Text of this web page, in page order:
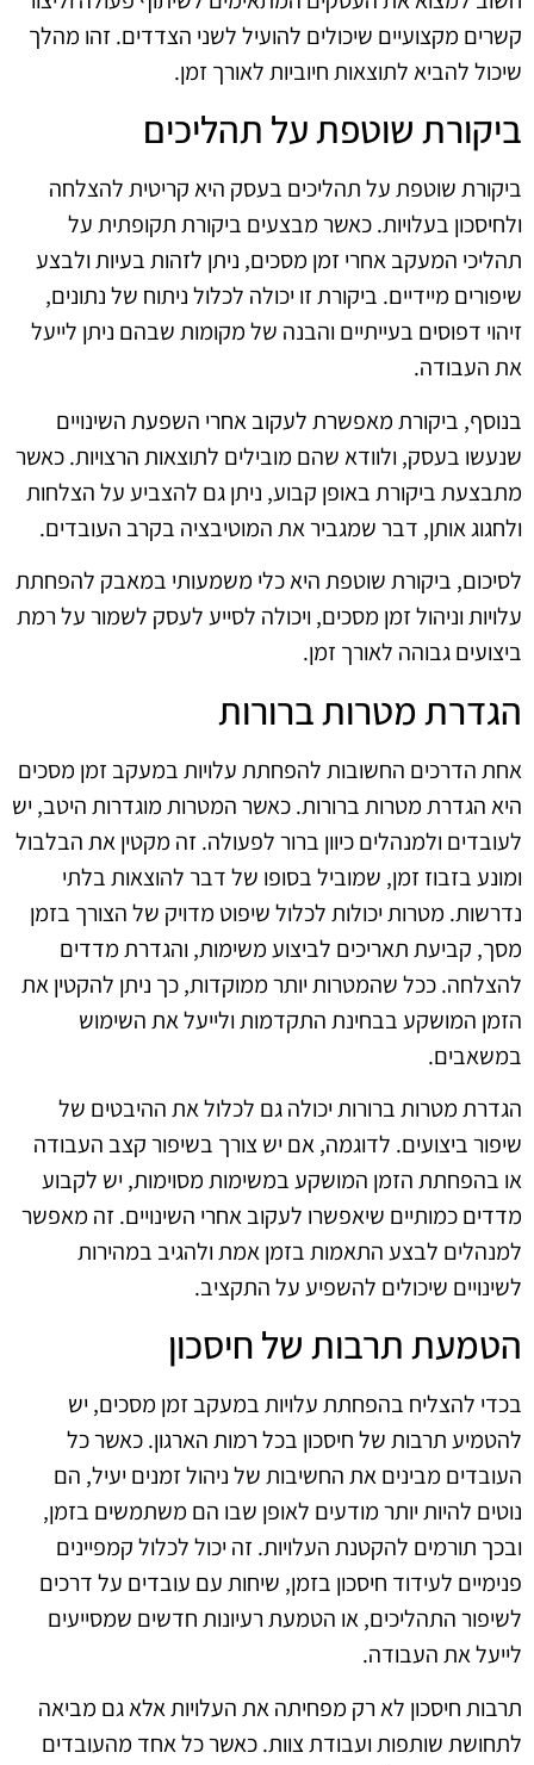
קשרים מקצועיים שיכולים להועיל לשני הצדדים. זהו מהלך
שיכול להביא לתוצאות חיוביות לאורך זמן.
ביקורת שוטפת על תהליכים
ביקורת שוטפת על תהליכים בעסק היא קריטית להצלחה
ולחיסכון בעלויות. כאשר מבצעים ביקורת תקופתית על
תהליכי המעקב אחרי זמן מסכים, ניתן לזהות בעיות ולבצע
שיפורים מיידיים. ביקורת זו יכולה לכלול ניתוח של נתונים,
זיהוי דפוסים בעייתיים והבנה של מקומות שבהם ניתן לייעל
את העבודה.
בנוסף, ביקורת מאפשרת לעקוב אחרי השפעת השינויים
שנעשו בעסק, ולוודא שהם מובילים לתוצאות הרצויות. כאשר
מתבצעת ביקורת באופן קבוע, ניתן גם להצביע על הצלחות
ולחגוג אותן, דבר שמגביר את המוטיבציה בקרב העובדים.
לסיכום, ביקורת שוטפת היא כלי משמעותי במאבק להפחתת
עלויות וניהול זמן מסכים, ויכולה לסייע לעסק לשמור על רמת
ביצועים גבוהה לאורך זמן.
הגדרת מטרות ברורות
אחת הדרכים החשובות להפחתת עלויות במעקב זמן מסכים
היא הגדרת מטרות ברורות. כאשר המטרות מוגדרות היטב, יש
לעובדים ולמנהלים כיוון ברור לפעולה. זה מקטין את הבלבול
ומונע בזבוז זמן, שמוביל בסופו של דבר להוצאות בלתי
נדרשות. מטרות יכולות לכלול שיפוט מדויק של הצורך בזמן
מסך, קביעת תאריכים לביצוע משימות, והגדרת מדדים
להצלחה. ככל שהמטרות יותר ממוקדות, כך ניתן להקטין את
הזמן המושקע בבחינת התקדמות ולייעל את השימוש
במשאבים.
הגדרת מטרות ברורות יכולה גם לכלול את ההיבטים של
שיפור ביצועים. לדוגמה, אם יש צורך בשיפור קצב העבודה
או בהפחתת הזמן המושקע במשימות מסוימות, יש לקבוע
מדדים כמותיים שיאפשרו לעקוב אחרי השינויים. זה מאפשר
למנהלים לבצע התאמות בזמן אמת ולהגיב במהירות
לשינויים שיכולים להשפיע על התקציב.
הטמעת תרבות של חיסכון
בכדי להצליח בהפחתת עלויות במעקב זמן מסכים, יש
להטמיע תרבות של חיסכון בכל רמות הארגון. כאשר כל
העובדים מבינים את החשיבות של ניהול זמנים יעיל, הם
נוטים להיות יותר מודעים לאופן שבו הם משתמשים בזמן,
ובכך תורמים להקטנת העלויות. זה יכול לכלול קמפיינים
פנימיים לעידוד חיסכון בזמן, שיחות עם עובדים על דרכים
לשיפור התהליכים, או הטמעת רעיונות חדשים שמסייעים
לייעל את העבודה.
תרבות חיסכון לא רק מפחיתה את העלויות אלא גם מביאה
לתחושת שותפות ועבודת צוות. כאשר כל אחד מהעובדים